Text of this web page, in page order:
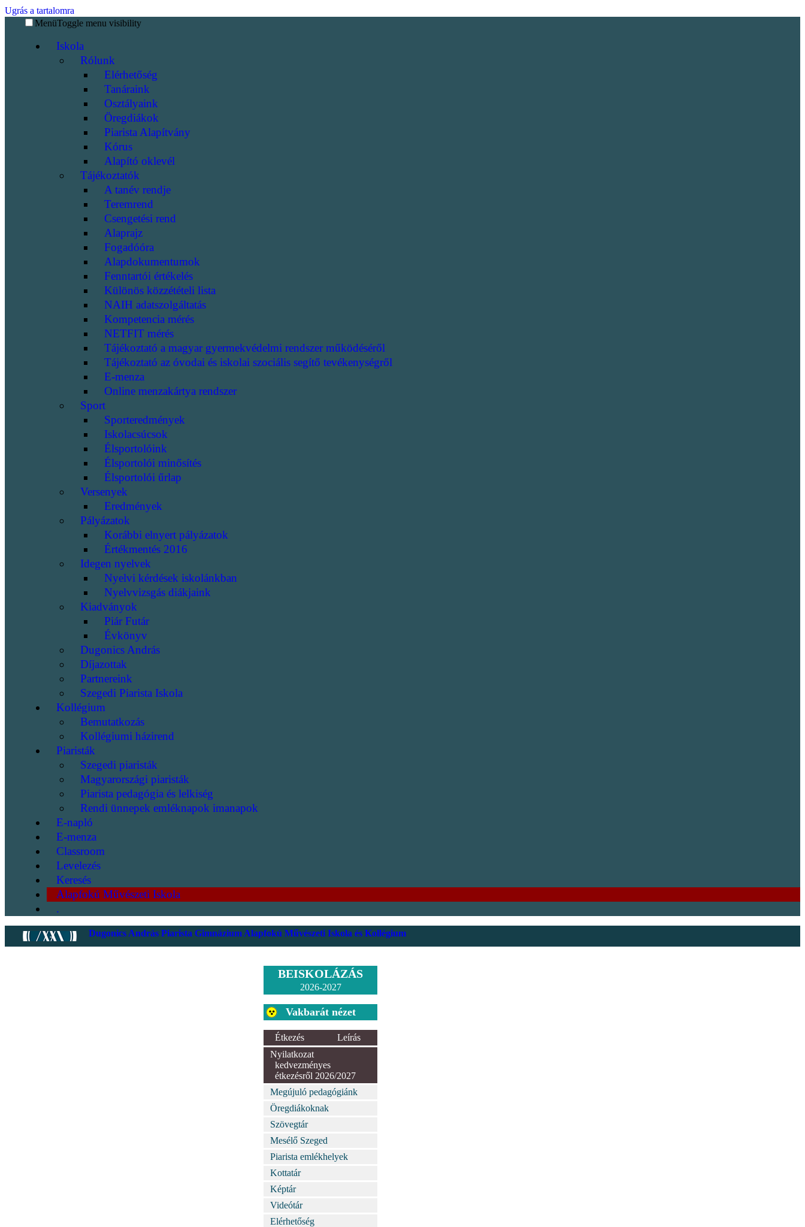
Ugrás a tartalomra
MenüToggle menu visibility
Iskola
Rólunk
Elérhetőség
Tanáraink
Osztályaink
Öregdiákok
Piarista Alapítvány
Kórus
Alapító oklevél
Tájékoztatók
A tanév rendje
Teremrend
Csengetési rend
Alaprajz
Fogadóóra
Alapdokumentumok
Fenntartói értékelés
Különös közzétételi lista
NAIH adatszolgáltatás
Kompetencia mérés
NETFIT mérés
Tájékoztató a magyar gyermekvédelmi rendszer működéséről
Tájékoztató az óvodai és iskolai szociális segítő tevékenységről
E-menza
Online menzakártya rendszer
Sport
Sporteredmények
Iskolacsúcsok
Élsportolóink
Élsportolói minősítés
Élsportolói űrlap
Versenyek
Eredmények
Pályázatok
Korábbi elnyert pályázatok
Értékmentés 2016
Idegen nyelvek
Nyelvi kérdések iskolánkban
Nyelvvizsgás diákjaink
Kiadványok
Piár Futár
Évkönyv
Dugonics András
Díjazottak
Partnereink
Szegedi Piarista Iskola
Kollégium
Bemutatkozás
Kollégiumi házirend
Piaristák
Szegedi piaristák
Magyarországi piaristák
Piarista pedagógia és lelkiség
Rendi ünnepek emléknapok imanapok
E-napló
E-menza
Classroom
Levelezés
Keresés
Alapfokú Művészeti Iskola
.
Dugonics András Piarista Gimnázium Alapfokú Művészeti Iskola és Kollégium
BEISKOLÁZÁS
2026-2027
Vakbarát nézet
Étkezés
Leírás
Nyilatkozat
kedvezményes
étkezésről 2026/2027
Megújuló pedagógiánk
Öregdiákoknak
Szövegtár
Mesélő Szeged
Piarista emlékhelyek
Kottatár
Képtár
Videótár
Elérhetőség